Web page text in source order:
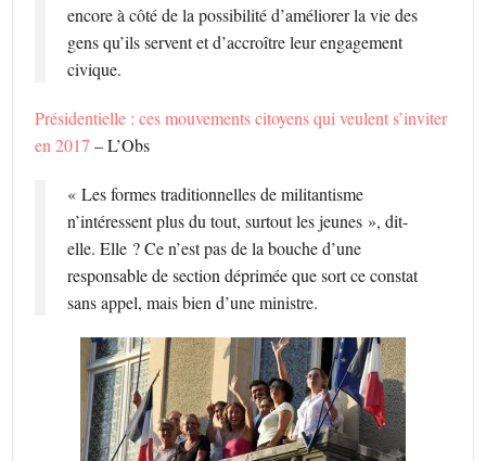
encore à côté de la possibilité d’améliorer la vie des
gens qu’ils servent et d’accroître leur engagement
civique.
Présidentielle : ces mouvements citoyens qui veulent s’inviter
en 2017 – L’Obs
« Les formes traditionnelles de militantisme
n’intéressent plus du tout, surtout les jeunes », dit-
elle. Elle ? Ce n’est pas de la bouche d’une
responsable de section déprimée que sort ce constat
sans appel, mais bien d’une ministre.